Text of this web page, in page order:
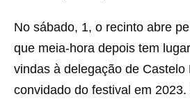
No sábado, 1, o recinto abre
que meia-hora depois tem
vindas à delegação de
convidado do festival em